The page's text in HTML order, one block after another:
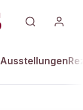
Ausstellungen